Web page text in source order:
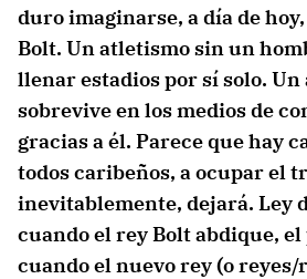
duro imaginarse, a día de
Bolt. Un atletismo sin un
llenar estadios por sí solo.
sobrevive en los medios de
gracias a él. Parece que hay
todos caribeños, a ocupar el
inevitablemente, dejará. Ley
cuando el rey Bolt abdique,
cuando el nuevo rey (o